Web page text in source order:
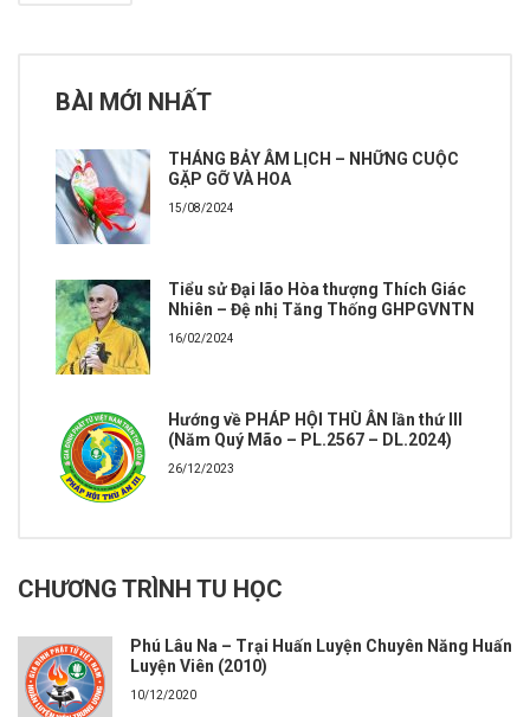
BÀI MỚI NHẤT
THÁNG BẢY ÂM LỊCH – NHỮNG CUỘC
GẶP GỠ VÀ HOA
15/08/2024
Tiểu sử Đại lão Hòa thượng Thích Giác
Nhiên – Đệ nhị Tăng Thống GHPGVNTN
16/02/2024
Hướng về PHÁP HỘI THÙ ÂN lần thứ III
(Năm Quý Mão – PL.2567 – DL.2024)
26/12/2023
CHƯƠNG TRÌNH TU HỌC
Phú Lâu Na – Trại Huấn Luyện Chuyên Năng Huấn
Luyện Viên (2010)
10/12/2020